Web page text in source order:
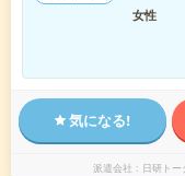
女性
気になる!
派遣会社 日研ト